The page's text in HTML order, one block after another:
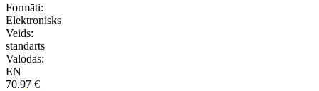
Formāti:
Elektronisks
Veids:
standarts
Valodas:
EN
70.97 €